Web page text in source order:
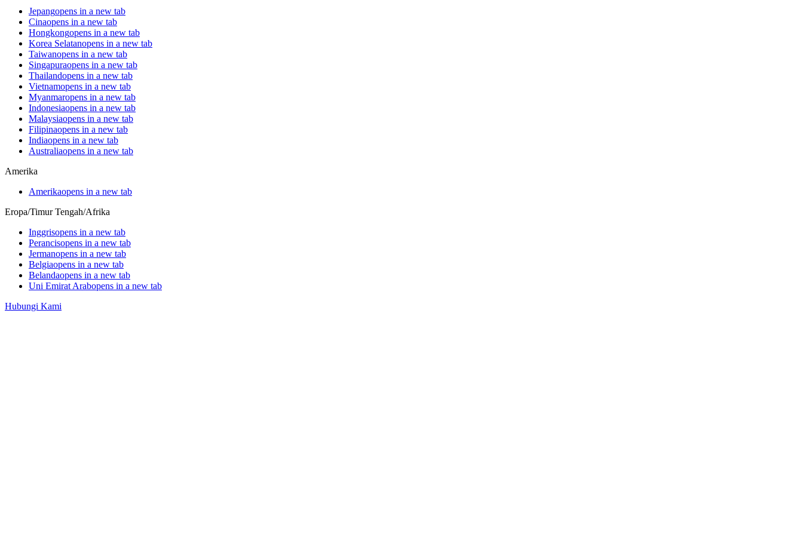
Jepangopens in a new tab
Cinaopens in a new tab
Hongkongopens in a new tab
Korea Selatanopens in a new tab
Taiwanopens in a new tab
Singapuraopens in a new tab
Thailandopens in a new tab
Vietnamopens in a new tab
Myanmaropens in a new tab
Indonesiaopens in a new tab
Malaysiaopens in a new tab
Filipinaopens in a new tab
Indiaopens in a new tab
Australiaopens in a new tab
Amerika
Amerikaopens in a new tab
Eropa/Timur Tengah/Afrika
Inggrisopens in a new tab
Perancisopens in a new tab
Jermanopens in a new tab
Belgiaopens in a new tab
Belandaopens in a new tab
Uni Emirat Arabopens in a new tab
Hubungi Kami